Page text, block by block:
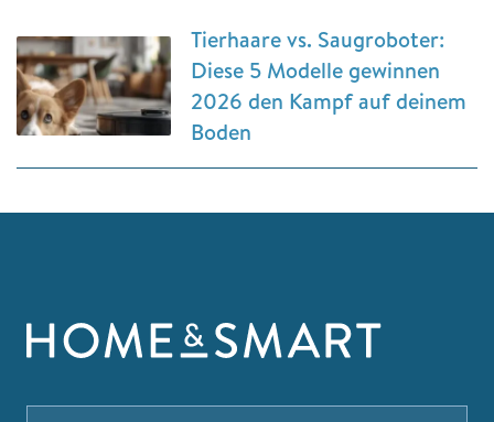
Tierhaare vs. Saugroboter:
Diese 5 Modelle gewinnen
2026 den Kampf auf deinem
Boden